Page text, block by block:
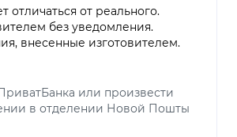
от реального.
без уведомления.
внесенные изготовителем.
или произвести
в отделении Новой Пошты